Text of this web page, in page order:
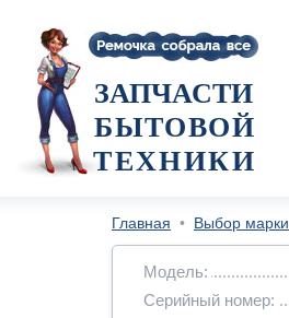
ЗАПЧАСТИ
БЫТОВОЙ
ТЕХНИКИ
Главная • Выбор марки
Модель:
Серийный номер: